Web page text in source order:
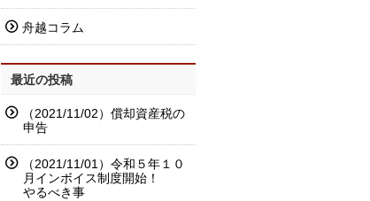
舟越コラム
最近の投稿
（2021/11/02）償却資産税の
申告
（2021/11/01）令和５年１０
月インボイス制度開始！
やるべき事